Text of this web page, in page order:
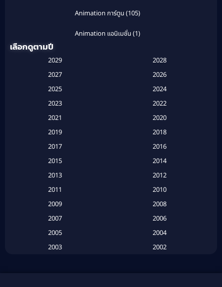
Animation การ์ตูน (105)
Animation แอนิเมชั่น (1)
Based on a True Story สร้างจากเรื่องจริง(2)
Based on a True Story เรื่องจริง (20)
Based on a True Story เรื่องจริง (16)
เลือกดูตามปี
2029
2028
2027
2026
2025
2024
2023
2022
2021
2020
2019
2018
2017
2016
2015
2014
2013
2012
2011
2010
2009
2008
2007
2006
2005
2004
2003
2002